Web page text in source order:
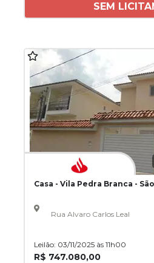
SEM
Casa - Vila Pedra Branca -
Rua Alvaro Carlos Leal
Leilão: 03/11/2025 às 11h00
R$ 747.080,00